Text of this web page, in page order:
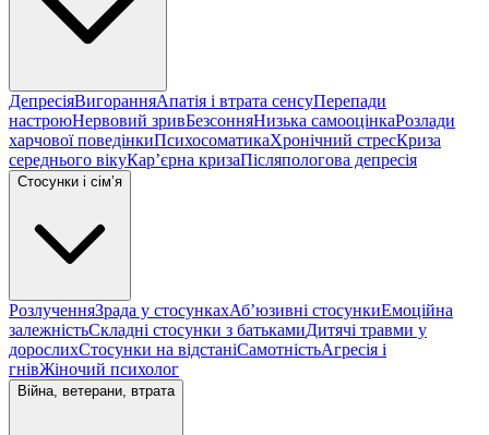
ДепресіяВигоранняАпатія і втрата сенсуПерепади
настроюНервовий зривБезсонняНизька самооцінкаРозлади
харчової поведінкиПсихосоматикаХронічний стресКриза
середнього вікуКарʼєрна кризаПісляпологова депресія
Стосунки і сімʼя
РозлученняЗрада у стосункахАбʼюзивні стосункиЕмоційна
залежністьСкладні стосунки з батькамиДитячі травми у
дорослихСтосунки на відстаніСамотністьАгресія і
гнівЖіночий психолог
Війна, ветерани, втрата